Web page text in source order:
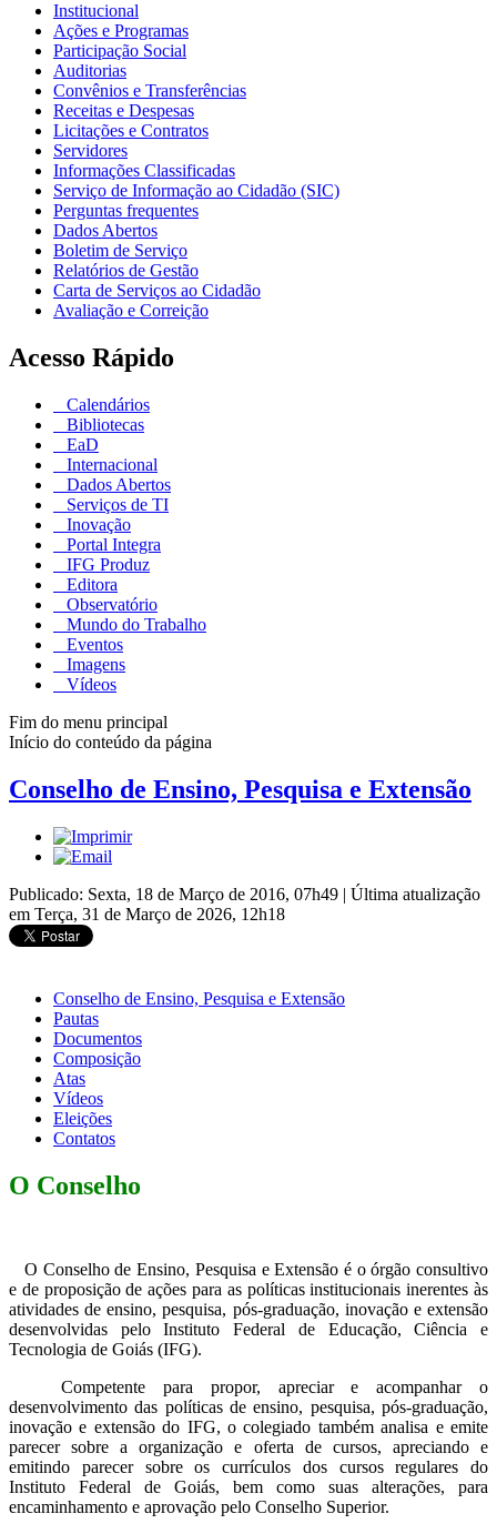
Institucional
Ações e Programas
Participação Social
Auditorias
Convênios e Transferências
Receitas e Despesas
Licitações e Contratos
Servidores
Informações Classificadas
Serviço de Informação ao Cidadão (SIC)
Perguntas frequentes
Dados Abertos
Boletim de Serviço
Relatórios de Gestão
Carta de Serviços ao Cidadão
Avaliação e Correição
Acesso Rápido
Calendários
Bibliotecas
EaD
Internacional
Dados Abertos
Serviços de TI
Inovação
Portal Integra
IFG Produz
Editora
Observatório
Mundo do Trabalho
Eventos
Imagens
Vídeos
Fim do menu principal
Início do conteúdo da página
Conselho de Ensino, Pesquisa e Extensão
Publicado: Sexta, 18 de Março de 2016, 07h49 | Última atualização
em Terça, 31 de Março de 2026, 12h18
Conselho de Ensino, Pesquisa e Extensão
Pautas
Documentos
Composição
Atas
Vídeos
Eleições
Contatos
O Conselho
O Conselho de Ensino, Pesquisa e Extensão é o órgão consultivo
e de proposição de ações para as políticas institucionais inerentes às
atividades de ensino, pesquisa, pós-graduação, inovação e extensão
desenvolvidas pelo Instituto Federal de Educação, Ciência e
Tecnologia de Goiás (IFG).
Competente para propor, apreciar e acompanhar o
desenvolvimento das políticas de ensino, pesquisa, pós-graduação,
inovação e extensão do IFG, o colegiado também analisa e emite
parecer sobre a organização e oferta de cursos, apreciando e
emitindo parecer sobre os currículos dos cursos regulares do
Instituto Federal de Goiás, bem como suas alterações, para
encaminhamento e aprovação pelo Conselho Superior.